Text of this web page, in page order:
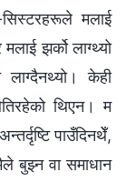
मलाई
झर्को लाग्थ्यो
केही
थिएन। म
पाउँदिनथेँ,
बुझ्‍न वा समाधान